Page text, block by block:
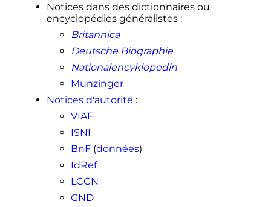
Notices dans des dictionnaires ou
encyclopédies généralistes:
Britannica
Deutsche Biographie
Nationalencyklopedin
Munzinger
Notices d'autorité :
VIAF
ISNI
BnF(données)
IdRef
LCCN
GND